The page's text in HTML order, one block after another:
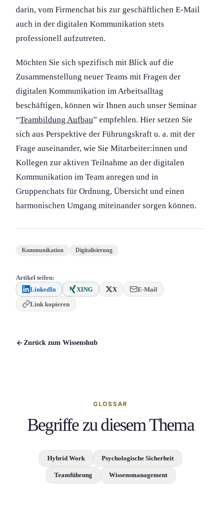
darin, vom Firmenchat bis zur geschäftlichen E-Mail
auch in der digitalen Kommunikation stets
professionell aufzutreten.
Möchten Sie sich spezifisch mit Blick auf die
Zusammenstellung neuer Teams mit Fragen der
digitalen Kommunikation im Arbeitsalltag
beschäftigen, können wir Ihnen auch unser Seminar
“Teambildung Aufbau” empfehlen. Hier setzen Sie
sich aus Perspektive der Führungs­kraft u. a. mit der
Frage auseinander, wie Sie Mitarbeiter:innen und
Kollegen zur aktiven Teilnahme an der digitalen
Kommunikation im Team anregen und in
Gruppenchats für Ordnung, Übersicht und einen
harmonis­chen Umgang miteinander sorgen können.
Kommunikation Digitalisierung
Artikel teilen:
LinkedIn
XING X
E-Mail
Link kopieren
Zurück zum Wissenshub
GLOSSAR
Begriffe zu diesem Thema
Hybrid Work Psychologische Sicherheit
Teamführung Wissensmanagement